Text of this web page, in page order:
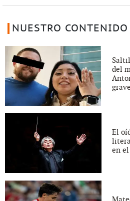
NUESTRO
del
grave
El
en